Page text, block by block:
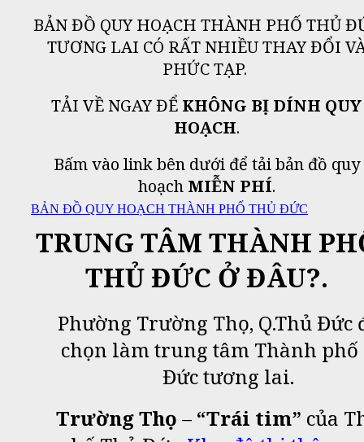
BẢN ĐỒ QUY HOẠCH THÀNH PHỐ THỦ
TƯƠNG LAI CÓ RẤT NHIỀU THAY ĐỔI
PHỨC TẠP.
TẢI VỀ NGAY ĐỂ KHÔNG BỊ DÍNH QUY
HOẠCH.
Bấm vào link bên dưới để tải bản đồ quy
hoạch MIỄN PHÍ.
BẢN ĐỒ QUY HOẠCH THÀNH PHỐ THỦ ĐỨC
TRUNG TÂM THÀNH
THỦ ĐỨC Ở ĐÂU?.
Phường Trường Thọ, Q.Thủ Đức
chọn làm trung tâm Thành phố
Đức tương lai.
Trường Thọ – “Trái tim” của